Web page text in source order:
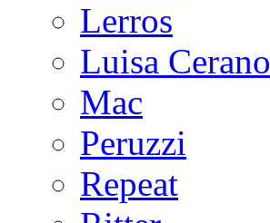
Lerros
Luisa Cerano
Mac
Peruzzi
Repeat